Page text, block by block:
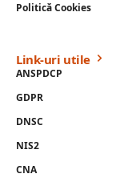
Politică Cookies
Link-uri utile
ANSPDCP
GDPR
DNSC
NIS2
CNA